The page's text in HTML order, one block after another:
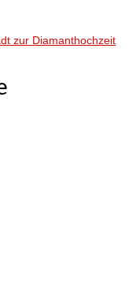
zur Diamanthochzeit